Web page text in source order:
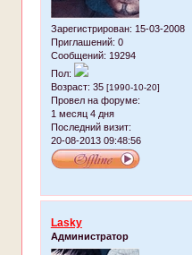
Зарегистрирован: 15-03-2008
Приглашений: 0
Сообщений: 19294
Пол:
Возраст: 35 [1990-10-20]
Провел на форуме:
1 месяц 4 дня
Последний визит:
20-08-2013 09:48:56
Lasky
Администратор